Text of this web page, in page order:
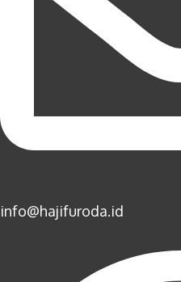
info@hajifuroda.id